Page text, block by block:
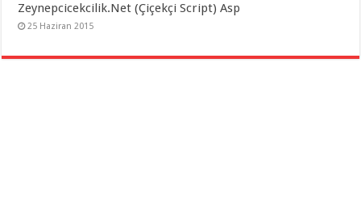
Zeynepcicekcilik.Net (Çiçekçi Script) Asp
25 Haziran 2015